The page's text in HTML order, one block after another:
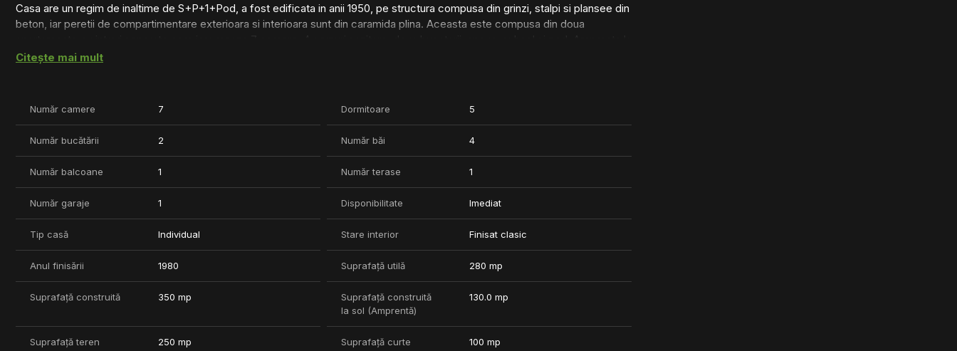
Casa are un regim de inaltime de S+P+1+Pod, a fost edificata in anii 1950, pe structura compusa din grinzi, stalpi si plansee din
beton, iar peretii de compartimentare exterioara si interioara sunt din caramida plina. Aceasta este compusa din doua
sol a acesteia este de 130 mp si dispune de o curte perimetrala de 100 mp. Inspatele imobilului, exista in folosinta o curte de
Citește mai mult
Număr camere 7 Dormitoare 5
Număr bucătării 2 Număr băi 4
Număr balcoane 1 Număr terase 1
Număr garaje 1 Disponibilitate Imediat
Tip casă Individual Stare interior Finisat clasic
Anul finisării 1980 Suprafață utilă 280 mp
Suprafață construită 350 mp
Suprafață construită
la sol (Amprentă)
130.0 mp
Suprafață teren 250 mp Suprafață curte 100 mp